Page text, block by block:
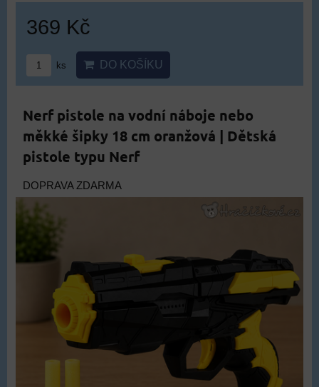
369 Kč
ks DO KOŠÍKU
Nerf pistole na vodní náboje nebo
měkké šipky 18 cm oranžová | Dětská
pistole typu Nerf
DOPRAVA ZDARMA